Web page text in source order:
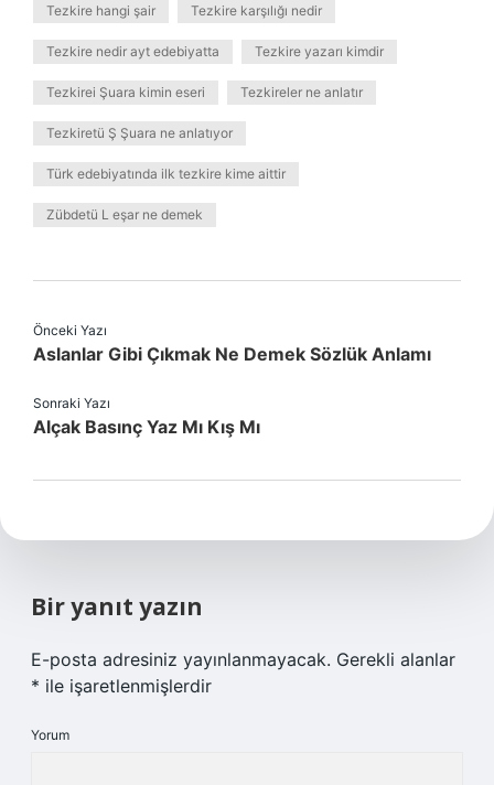
Tezkire hangi şair Tezkire karşılığı nedir
Tezkire nedir ayt edebiyatta Tezkire yazarı kimdir
Tezkirei Şuara kimin eseri Tezkireler ne anlatır
Tezkiretü Ş Şuara ne anlatıyor
Türk edebiyatında ilk tezkire kime aittir
Zübdetü L eşar ne demek
Önceki Yazı
Aslanlar Gibi Çıkmak Ne Demek Sözlük Anlamı
Sonraki Yazı
Alçak Basınç Yaz Mı Kış Mı
Bir yanıt yazın
E-posta adresiniz yayınlanmayacak. Gerekli alanlar
* ile işaretlenmişlerdir
Yorum